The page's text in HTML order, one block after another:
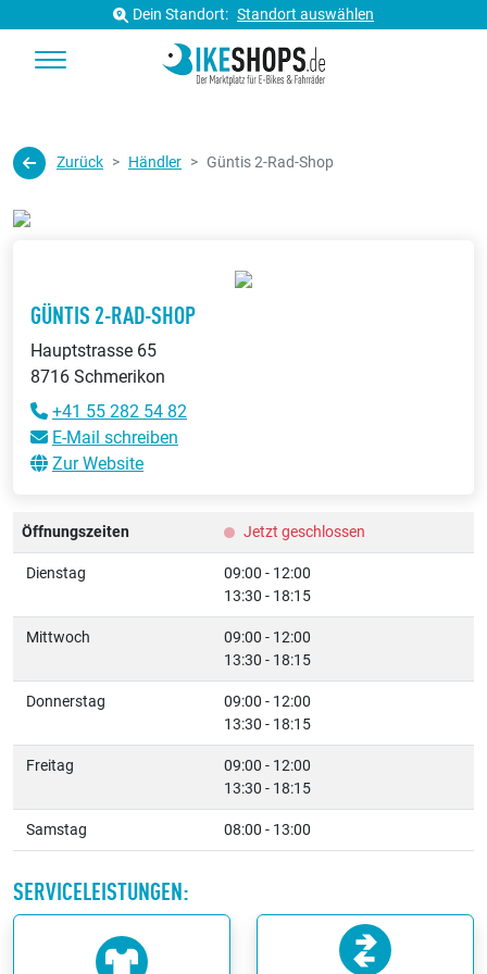
Dein Standort: Standort auswählen
Zurück Händler Güntis 2-Rad-Shop
GÜNTIS 2-RAD-SHOP
Hauptstrasse 65
8716 Schmerikon
+41 55 282 54 82
E-Mail schreiben
Zur Website
Öffnungszeiten Jetzt geschlossen
Dienstag
09:00 - 12:00
13:30 - 18:15
Mittwoch
09:00 - 12:00
13:30 - 18:15
Donnerstag
09:00 - 12:00
13:30 - 18:15
Freitag
09:00 - 12:00
13:30 - 18:15
Samstag 08:00 - 13:00
SERVICELEISTUNGEN: